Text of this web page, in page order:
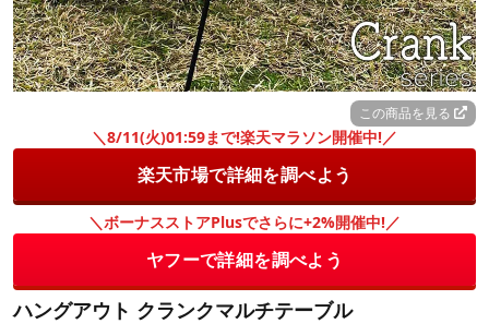
この商品を見る
＼8/11(火)01:59まで!楽天マラソン開催中!／
楽天市場で詳細を調べよう
＼ボーナスストアPlusでさらに+2%開催中!／
ヤフーで詳細を調べよう
ハングアウト クランクマルチテーブル